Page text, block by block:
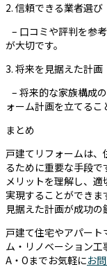
2. 信頼できる業者選び
– 口コミや評判を参
が大切です。
3. 将来を見据えた計画
– 将来的な家族構成
ォーム計画を立てるこ
まとめ
戸建てリフォームは
るために重要な手段
メリットを理解し、
実現することができま
見据えた計画が成功の
戸建て住宅やアパー
ム・リノベーション工
A・Oまでお気軽にお